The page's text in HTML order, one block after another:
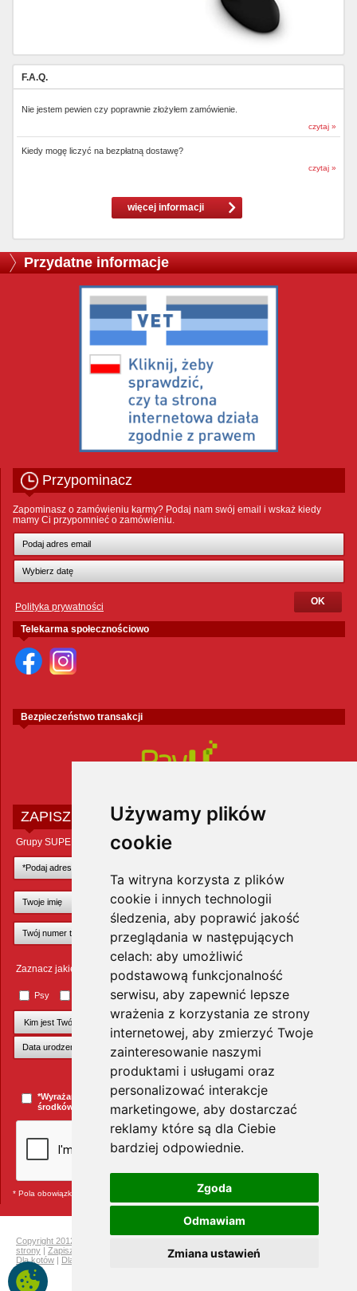
Używamy plików
cookie
Ta witryna korzysta z plików
cookie i innych technologii
śledzenia, aby poprawić jakość
przeglądania w następujących
celach: aby umożliwić
podstawową funkcjonalność
serwisu, aby zapewnić lepsze
wrażenia z korzystania ze strony
internetowej, aby zmierzyć Twoje
zainteresowanie naszymi
produktami i usługami oraz
personalizować interakcje
marketingowe, aby dostarczać
reklamy które są dla Ciebie
bardziej odpowiednie.
Zgoda
Odmawiam
Zmiana ustawień
F.A.Q.
Nie jestem pewien czy poprawnie złożyłem zamówienie.
czytaj »
Kiedy mogę liczyć na bezpłatną dostawę?
czytaj »
więcej informacji
Przydatne informacje
Przypominacz
Zapominasz o zamówieniu karmy? Podaj nam swój email i wskaż kiedy
mamy Ci przypomnieć o zamówieniu.
Polityka prywatności
Telekarma społecznościowo
Bezpieczeństwo transakcji
ZAPISZ SIĘ DO NEWSLETTERA
Grupy SUPER ZOO POLAND Sp. z o.o.
Zaznacz jakie zwierzęta Cię interesują
Psy Małe ssaki Ptaki Inne zwierzęta
+Dodaj kolejnego pupila
*Wyrażam zgodę na przesyłanie informacji handlowych za pomocą
środków komunikacji elektronicznej. więcej »
* Pola obowiązkowe
Copyright 2012 Telekarma
strony
Zapisz się do newslettera i odbierz rabat na kolejne zakupy
Dla kotów
Dla psów
Producenci